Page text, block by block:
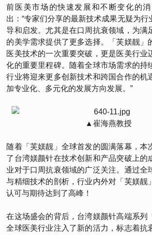
前医美市场的快速发展和不断变化的
出：“专家们分享的最新技术成果无疑为行
导和启发。尤其是在口周抗衰领域，为满
的美学需求提供了更多选择。「芙媄靓」
医美技术的一次重要突破，更是医美行业
化的重要里程碑。随着全球市场需求的持
行业将迎来更多创新技术和跨国合作的机
加专业化、多元化的发展方向发展。”
▲崔海燕教授
随着「芙媄靓」全球首发的圆满落幕，本
了台湾媄颜针在技术创新和产品突破上的
业对于口周抗衰领域的广泛关注。通过全
与精细技术的剖析，行业内外对「芙媄靓
认可与期待达到了高峰！
在这场盛会的背后，台湾媄颜针高端系列
全球医美行业注入了新的活力，标志着抗